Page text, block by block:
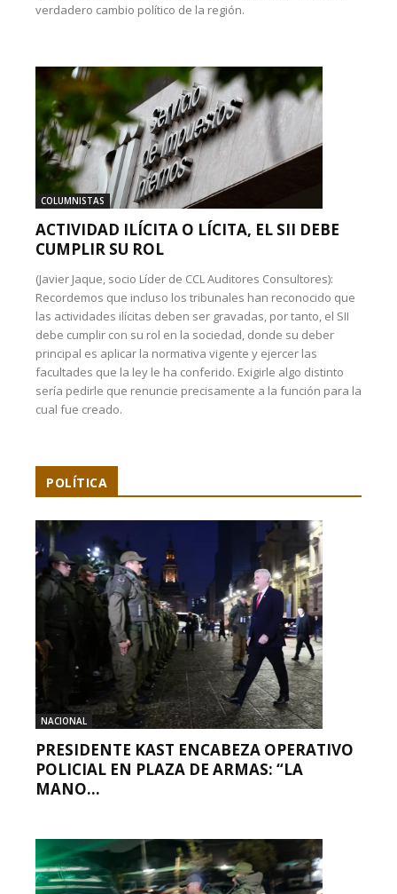
verdadero cambio político de la región.
COLUMNISTAS
ACTIVIDAD ILÍCITA O LÍCITA, EL SII DEBE
CUMPLIR SU ROL
(Javier Jaque, socio Líder de CCL Auditores Consultores):
Recordemos que incluso los tribunales han reconocido que
las actividades ilícitas deben ser gravadas, por tanto, el SII
debe cumplir con su rol en la sociedad, donde su deber
principal es aplicar la normativa vigente y ejercer las
facultades que la ley le ha conferido. Exigirle algo distinto
sería pedirle que renuncie precisamente a la función para la
cual fue creado.
POLÍTICA
NACIONAL
PRESIDENTE KAST ENCABEZA OPERATIVO
POLICIAL EN PLAZA DE ARMAS: “LA
MANO...